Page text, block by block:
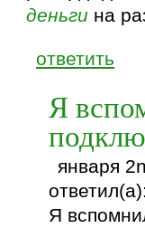
деньги на
ответить
Я
января
ответил(а):
Я